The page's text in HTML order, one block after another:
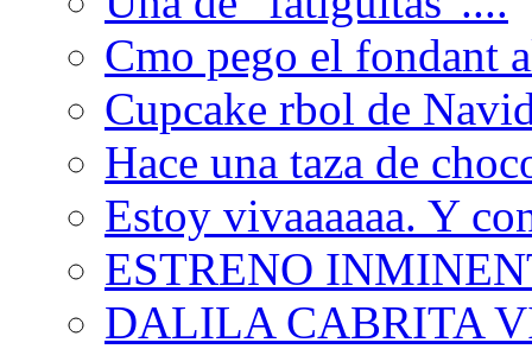
Cmo pego el fondant
Cupcake rbol de
Hace una taza de
Estoy vivaaaaaa. Y
ESTRENO
DALILA CABRITA